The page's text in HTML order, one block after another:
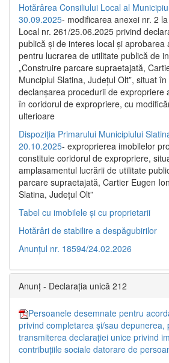
Hotărârea Consiliului Local al
30.09.2025- modificarea anexei nr. 2
Local nr. 261/25.06.2025 privind
publică şi de interes local şi aprobarea
pentru lucrarea de utilitate publică de
„Construire parcare supraetajată,
Muncipiul Slatina, Judeţul Olt”, situat
declanşarea procedurii de expropriere
în coridorul de expropriere, cu
ulterioare
Dispoziția Primarului Municipiului
20.10.2025- exproprierea imobilelor
constituie coridorul de expropriere,
amplasamentul lucrării de utilitate
parcare supraetajată, Cartier Eugen
Slatina, Județul Olt”
Tabel cu imobilele și cu proprietarii
Hotărâri de stabilire a despăgubirilor
Anunțul nr. 18594/24.02.2026
Anunț - Declarația unică 212
Persoanele desemnate pentru
privind completarea și/sau depunerea,
transmiterea declarației unice privind
contribuțiile sociale datorare de